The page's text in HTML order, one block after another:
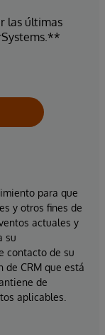
las últimas
para que
y otros fines de
actuales y
su
contacto de su
de CRM que está
de
aplicables.